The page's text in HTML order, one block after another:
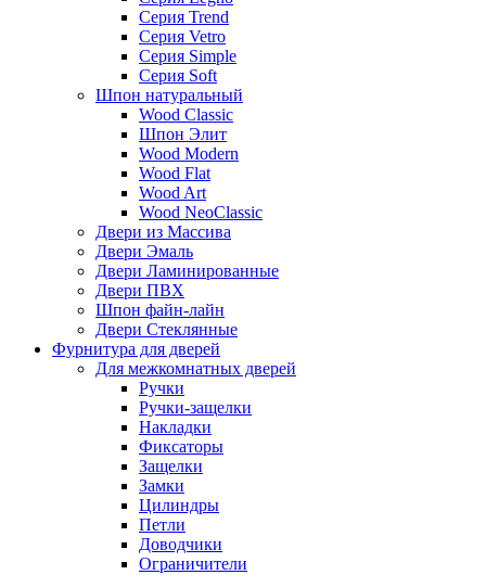
Серия Trend
Серия Vetro
Серия Simple
Серия Soft
Шпон натуральный
Wood Classic
Шпон Элит
Wood Modern
Wood Flat
Wood Art
Wood NeoClassic
Двери из Массива
Двери Эмаль
Двери Ламинированные
Двери ПВХ
Шпон файн-лайн
Двери Стеклянные
Фурнитура для дверей
Для межкомнатных дверей
Ручки
Ручки-защелки
Накладки
Фиксаторы
Защелки
Замки
Цилиндры
Петли
Доводчики
Ограничители